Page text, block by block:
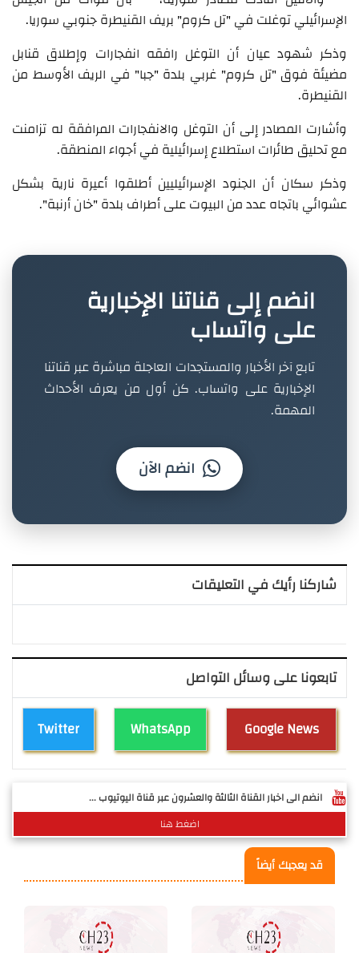
الإسرائيلي توغلت في "تل كروم" بريف القنيطرة جنوبي سوريا.
وذكر شهود عيان أن التوغل رافقه انفجارات وإطلاق قنابل
مضيئة فوق "تل كروم" غربي بلدة "جبا" في الريف الأوسط من
القنيطرة.
وأشارت المصادر إلى أن التوغل والانفجارات المرافقة له تزامنت
مع تحليق طائرات استطلاع إسرائيلية في أجواء المنطقة.
وذكر سكان أن الجنود الإسرائيليين أطلقوا أعيرة نارية بشكل
عشوائي باتجاه عدد من البيوت على أطراف بلدة "خان أرنبة".
انضم إلى قناتنا الإخبارية
على واتساب
تابع آخر الأخبار والمستجدات العاجلة مباشرة عبر قناتنا
الإخبارية على واتساب. كن أول من يعرف الأحداث
المهمة.
انضم الآن
شاركنا رأيك في التعليقات
تابعونا على وسائل التواصل
Twitter WhatsApp Google News
انضم الى اخبار القناة الثالثة والعشرون عبر قناة اليوتيوب ...
اضغط هنا
قد يعجبك أيضاً